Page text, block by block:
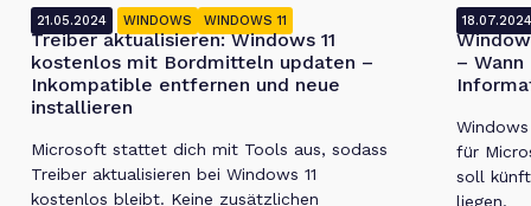
21.05.2024 WINDOWS WINDOWS 11
Treiber aktualisieren: Windows 11
kostenlos mit Bordmitteln updaten –
Inkompatible entfernen und neue
installieren
Microsoft stattet dich mit Tools aus, sodass
Treiber aktualisieren bei Windows 11
kostenlos bleibt. Keine zusätzlichen
–
für
soll
liegen.